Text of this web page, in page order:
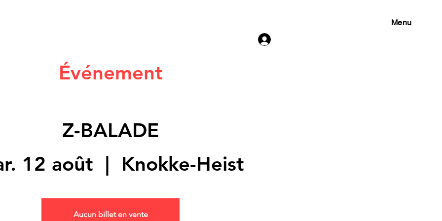
Menu
Événement
Z-BALADE
12 août
  |
Knokke-Heist
Aucun billet en vente